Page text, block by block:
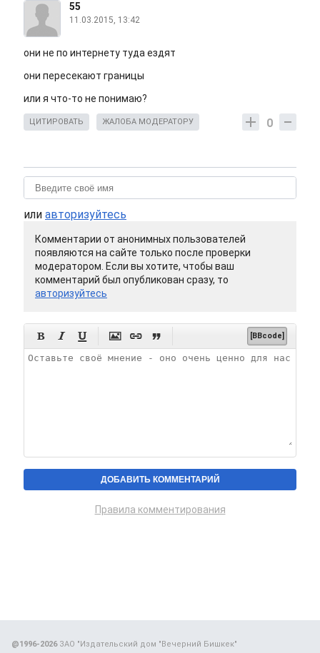
55
11.03.2015, 13:42
они не по интернету туда ездят
они пересекают границы
или я что-то не понимаю?
0
ЦИТИРОВАТЬ ЖАЛОБА МОДЕРАТОРУ
или авторизуйтесь
Комментарии от анонимных пользователей
появляются на сайте только после проверки
модератором. Если вы хотите, чтобы ваш
комментарий был опубликован сразу, то
авторизуйтесь
      [BBcode]
Правила комментирования
@1996-2026ЗАО "Издательский дом "Вечерний Бишкек"